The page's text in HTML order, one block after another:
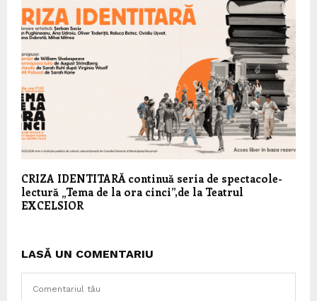
CRIZA IDENTITARĂ continuă seria de spectacole-
lectură „Tema de la ora cinci”,de la Teatrul
EXCELSIOR
LASĂ UN COMENTARIU